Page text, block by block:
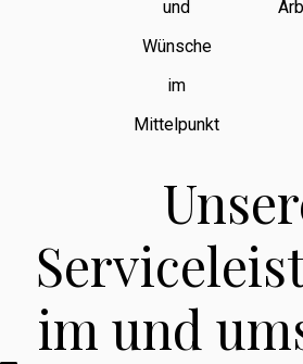
und
Wünsche
im
Mittelpunkt
im und